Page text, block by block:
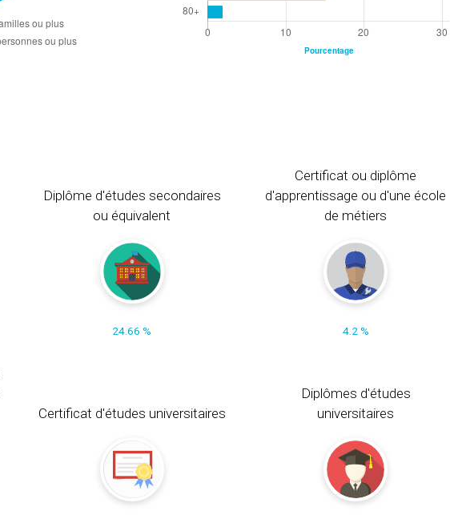
Diplôme d'études secondaires
ou équivalent
24.66 %
Certificat ou diplôme
d'apprentissage ou d'une école
de métiers
4.2 %
Certificat d'études universitaires
Diplômes d'études
universitaires